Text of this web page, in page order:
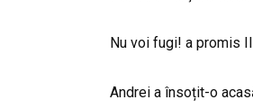
Nu voi fugi! a promis
Andrei a însoțit-o